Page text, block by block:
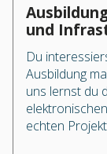
und
Du
Ausbildung
uns lernst du
echten